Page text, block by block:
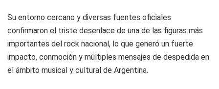
Su entorno cercano y diversas fuentes oficiales
confirmaron el triste desenlace de una de las figuras más
importantes del rock nacional, lo que generó un fuerte
impacto, conmoción y múltiples mensajes de despedida en
el ámbito musical y cultural de Argentina.